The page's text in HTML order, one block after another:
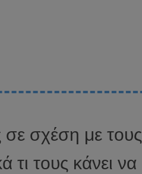
σε σχέση με τους
τους κάνει να